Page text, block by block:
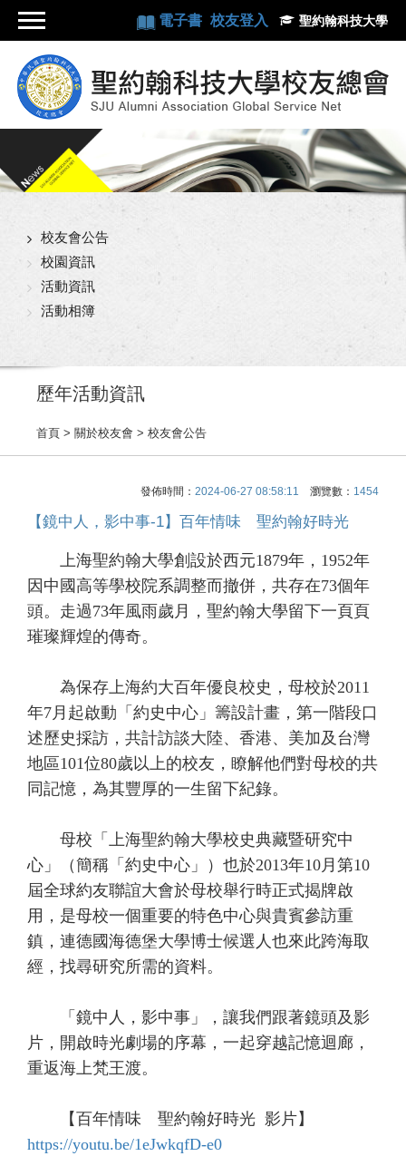
電子書 校友登入 聖約翰科技大學
校友會公告
校園資訊
活動資訊
活動相簿
歷年活動資訊
首頁 > 關於校友會 > 校友會公告
發佈時間： 2024-06-27 08:58:11 瀏覽數： 1454
【鏡中人，影中事-1】百年情味 聖約翰好時光
上海聖約翰大學創設於西元1879年，1952年
因中國高等學校院系調整而撤併，共存在73個年
頭。走過73年風雨歲月，聖約翰大學留下一頁頁
璀璨輝煌的傳奇。
為保存上海約大百年優良校史，母校於2011
年7月起啟動「約史中心」籌設計畫，第一階段口
述歷史採訪，共計訪談大陸、香港、美加及台灣
地區101位80歲以上的校友，瞭解他們對母校的共
同記憶，為其豐厚的一生留下紀錄。
母校「上海聖約翰大學校史典藏暨研究中
心」（簡稱「約史中心」）也於2013年10月第10
屆全球約友聯誼大會於母校舉行時正式揭牌啟
用，是母校一個重要的特色中心與貴賓參訪重
鎮，連德國海德堡大學博士候選人也來此跨海取
經，找尋研究所需的資料。
「鏡中人，影中事」，讓我們跟著鏡頭及影
片，開啟時光劇場的序幕，一起穿越記憶迴廊，
重返海上梵王渡。
【百年情味 聖約翰好時光 影片】
https://youtu.be/1eJwkqfD-e0